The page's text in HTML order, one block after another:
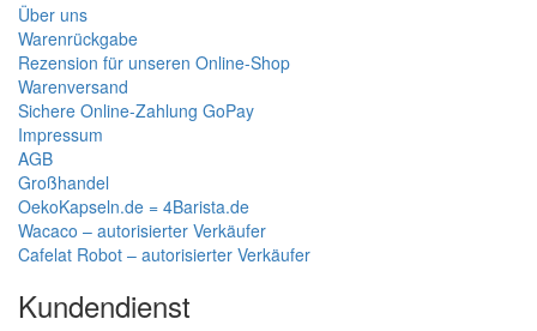
Über uns
Warenrückgabe
Rezension für unseren Online-Shop
Warenversand
Sichere Online-Zahlung GoPay
Impressum
AGB
Großhandel
OekoKapseln.de = 4Barista.de
Wacaco – autorisierter Verkäufer
Cafelat Robot – autorisierter Verkäufer
Kundendienst